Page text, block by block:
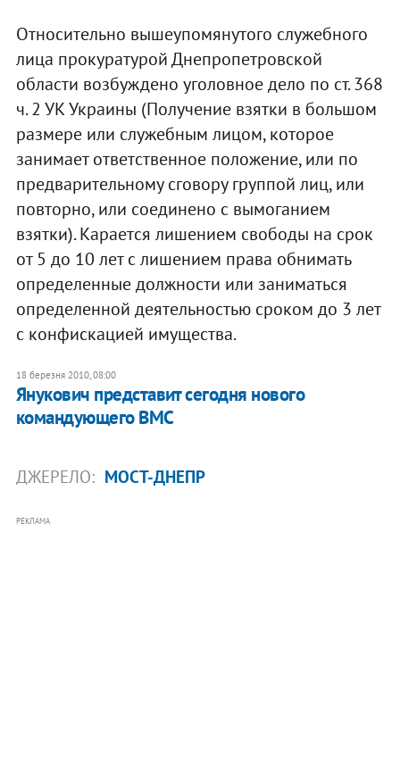
Относительно вышеупомянутого служебного
лица прокуратурой Днепропетровской
области возбуждено уголовное дело по ст. 368
ч. 2 УК Украины (Получение взятки в большом
размере или служебным лицом, которое
занимает ответственное положение, или по
предварительному сговору группой лиц, или
повторно, или соединено с вымоганием
взятки). Карается лишением свободы на срок
от 5 до 10 лет с лишением права обнимать
определенные должности или заниматься
определенной деятельностью сроком до 3 лет
с конфискацией имущества.
18 березня 2010, 08:00
Янукович представит сегодня нового
командующего ВМС
ДЖЕРЕЛО: МОСТ-ДНЕПР
РЕКЛАМА